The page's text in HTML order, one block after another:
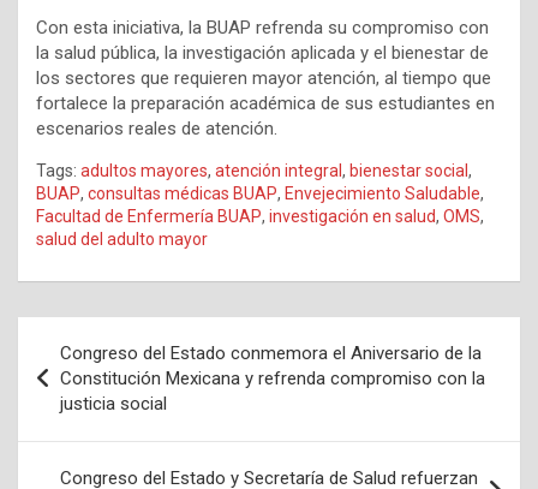
Con esta iniciativa, la BUAP refrenda su compromiso con
la salud pública, la investigación aplicada y el bienestar de
los sectores que requieren mayor atención, al tiempo que
fortalece la preparación académica de sus estudiantes en
escenarios reales de atención.
Tags: adultos mayores, atención integral, bienestar social,
BUAP, consultas médicas BUAP, Envejecimiento Saludable,
Facultad de Enfermería BUAP, investigación en salud, OMS,
salud del adulto mayor
de
entradas
Congreso del Estado conmemora el Aniversario de la
Constitución Mexicana y refrenda compromiso con la
justicia social
Congreso del Estado y Secretaría de Salud refuerzan